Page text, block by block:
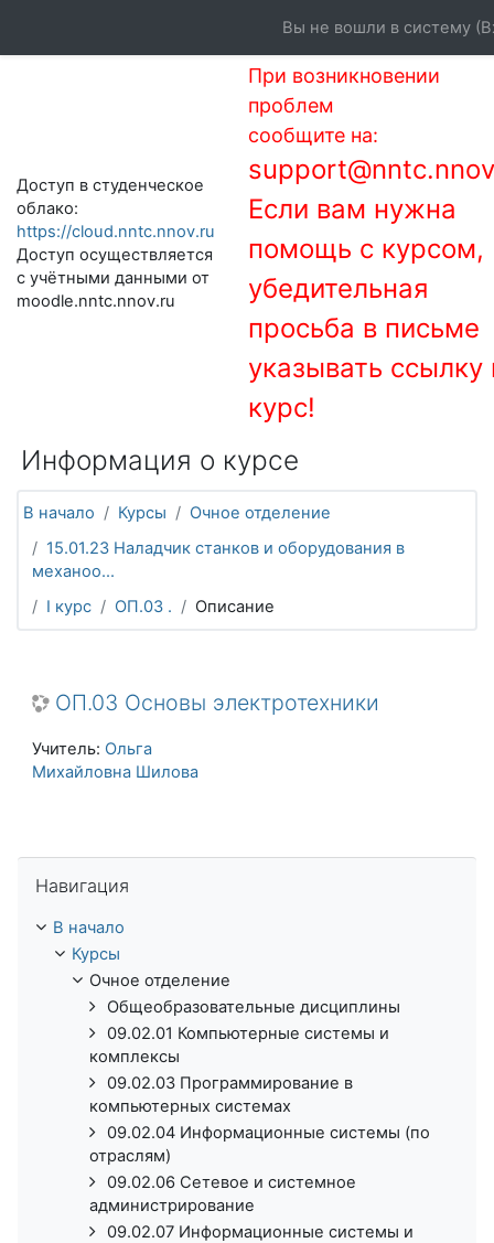
Доступ в студенческое
облако:
https://cloud.nntc.nnov.ru
Доступ осуществляется
с учётными данными от
moodle.nntc.nnov.ru
При возникновении
проблем
сообщите на:
Если вам нужна
помощь с курсом,
убедительная
просьба в письме
указывать ссылку
курс!
Вы не вошли в систему (
Информация о курсе
В начало Курсы
Очное отделение
15.01.23 Наладчик станков и оборудования в
механоо...
I курс
ОП.03 . Описание
ОП.03 Основы электротехники
Учитель: Ольга
Михайловна Шилова
Навигация
В начало
Курсы
Очное отделение
Общеобразовательные дисциплины
09.02.01 Компьютерные системы и
комплексы
09.02.03 Программирование в
компьютерных системах
09.02.04 Информационные системы (по
отраслям)
09.02.06 Сетевое и системное
администрирование
09.02.07 Информационные системы и